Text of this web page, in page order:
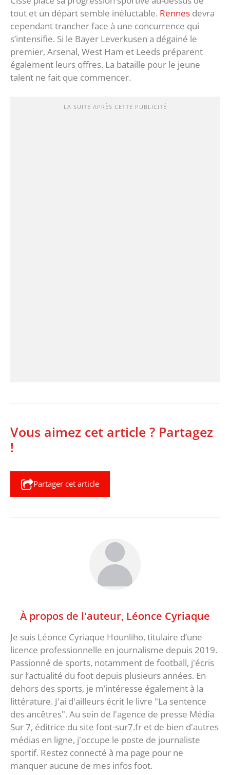
tout et un départ semble inéluctable. Rennes devra
cependant trancher face à une concurrence qui
s’intensifie. Si le Bayer Leverkusen a dégainé le
premier, Arsenal, West Ham et Leeds préparent
également leurs offres. La bataille pour le jeune
talent ne fait que commencer.
LA SUITE APRÈS CETTE PUBLICITÉ
Vous aimez cet article ? Partagez
!
Partager cet article
À propos de l'auteur, Léonce Cyriaque
Je suis Léonce Cyriaque Hounliho, titulaire d’une
licence professionnelle en journalisme depuis 2019.
Passionné de sports, notamment de football, j'écris
sur l’actualité du foot depuis plusieurs années. En
dehors des sports, je m’intéresse également à la
littérature. J'ai d'ailleurs écrit le livre "La sentence
des ancêtres". Au sein de l'agence de presse Média
Sur 7, éditrice du site foot-sur7.fr et de bien d'autres
médias en ligne, j'occupe le poste de journaliste
sportif. Restez connecté à ma page pour ne
manquer aucune de mes infos foot.